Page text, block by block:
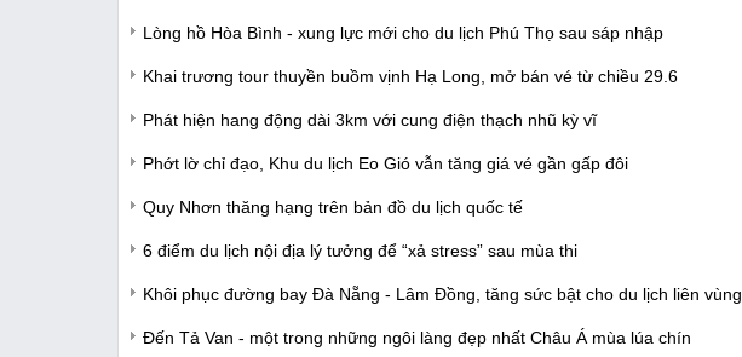
Lòng hồ Hòa Bình - xung lực mới cho du lịch Phú Thọ sau sáp nhập
Khai trương tour thuyền buồm vịnh Hạ Long, mở bán vé từ chiều 29.6
Phát hiện hang động dài 3km với cung điện thạch nhũ kỳ vĩ
Phớt lờ chỉ đạo, Khu du lịch Eo Gió vẫn tăng giá vé gần gấp đôi
Quy Nhơn thăng hạng trên bản đồ du lịch quốc tế
6 điểm du lịch nội địa lý tưởng để “xả stress” sau mùa thi
Khôi phục đường bay Đà Nẵng - Lâm Đồng, tăng sức bật cho du lịch liên vùng
Đến Tả Van - một trong những ngôi làng đẹp nhất Châu Á mùa lúa chín